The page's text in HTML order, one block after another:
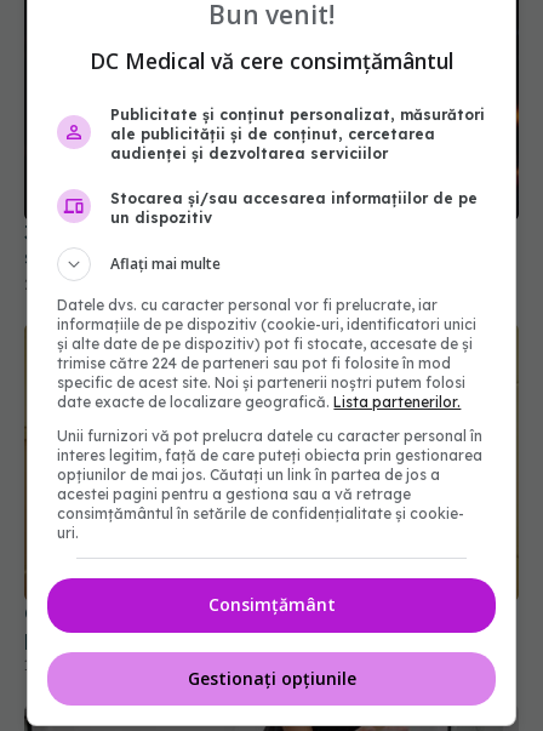
sănătatea ficatului
22 dec 2025, 14:34
Ce înseamnă dacă ai scaun de mai mult de 2 ori
pe zi
10 mar 2026, 21:53
Bun venit!
DC Medical vă cere consimțământul
Publicitate și conținut personalizat, măsurători
ale publicității și de conținut, cercetarea
audienței și dezvoltarea serviciilor
Stocarea și/sau accesarea informațiilor de pe
un dispozitiv
Aflați mai multe
Datele dvs. cu caracter personal vor fi prelucrate, iar
informațiile de pe dispozitiv (cookie-uri, identificatori unici
și alte date de pe dispozitiv) pot fi stocate, accesate de și
trimise către 224 de parteneri sau pot fi folosite în mod
specific de acest site. Noi și partenerii noștri putem folosi
date exacte de localizare geografică.Lista partenerilor.
Unii furnizori vă pot prelucra datele cu caracter personal în
interes legitim, față de care puteți obiecta prin gestionarea
opțiunilor de mai jos. Căutați un link în partea de jos a
acestei pagini pentru a gestiona sau a vă retrage
consimțământul în setările de confidențialitate și cookie-
uri.
Consimțământ
Gestionați opțiunile